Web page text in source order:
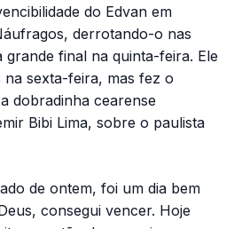
do Edvan em
derrotando-o nas
grande final na quinta-feira. Ele
sexta-feira, mas fez o
dobradinha cearense
Bibi Lima, sobre o paulista
de ontem, foi um dia bem
consegui vencer. Hoje